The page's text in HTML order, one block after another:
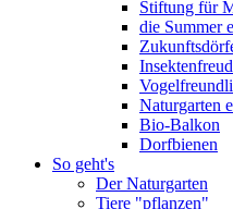
Stiftung für
die Summer
Naturgarten
Bio-Balkon
Dorfbienen
So geht's
Der Naturgarten
Tiere "pflanzen"